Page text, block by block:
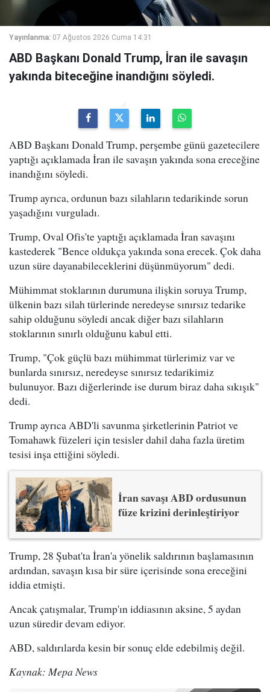
Yayınlanma: 07 Ağustos 2026 Cuma 14:31
ABD Başkanı Donald Trump, İran ile savaşın
yakında biteceğine inandığını söyledi.
ABD Başkanı Donald Trump, perşembe günü gazetecilere
yaptığı açıklamada İran ile savaşın yakında sona ereceğine
inandığını söyledi.
Trump ayrıca, ordunun bazı silahların tedarikinde sorun
yaşadığını vurguladı.
Trump, Oval Ofis'te yaptığı açıklamada İran savaşını
kastederek "Bence oldukça yakında sona erecek. Çok daha
uzun süre dayanabileceklerini düşünmüyorum" dedi.
Mühimmat stoklarının durumuna ilişkin soruya Trump,
ülkenin bazı silah türlerinde neredeyse sınırsız tedarike
sahip olduğunu söyledi ancak diğer bazı silahların
stoklarının sınırlı olduğunu kabul etti.
Trump, "Çok güçlü bazı mühimmat türlerimiz var ve
bunlarda sınırsız, neredeyse sınırsız tedarikimiz
bulunuyor. Bazı diğerlerinde ise durum biraz daha sıkışık"
dedi.
Trump ayrıca ABD'li savunma şirketlerinin Patriot ve
Tomahawk füzeleri için tesisler dahil daha fazla üretim
tesisi inşa ettiğini söyledi.
İran savaşı ABD ordusunun
füze krizini derinleştiriyor
Trump, 28 Şubat'ta İran'a yönelik saldırının başlamasının
ardından, savaşın kısa bir süre içerisinde sona ereceğini
iddia etmişti.
Ancak çatışmalar, Trump'ın iddiasının aksine, 5 aydan
uzun süredir devam ediyor.
ABD, saldırılarda kesin bir sonuç elde edebilmiş değil.
Kaynak: Mepa News